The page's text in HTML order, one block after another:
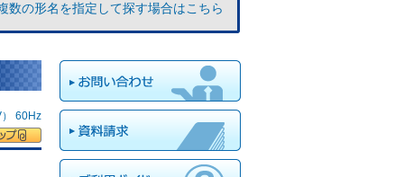
数の形名を指定して探す場合はこちら
60Hz